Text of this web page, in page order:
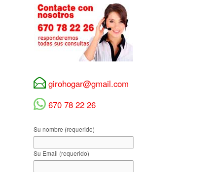
girohogar@gmail.com
670 78 22 26
Su nombre (requerido)
Su Email (requerido)